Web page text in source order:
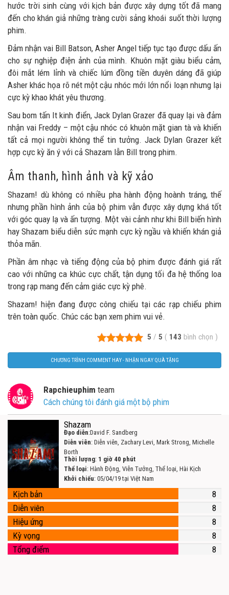
hước trời sinh cùng với kịch bản được xây dựng tốt đã mang
đến cho khán giả những tràng cười sảng khoái suốt thời lượng
phim.
Đảm nhận vai Bill Batson, Asher Angel tiếp tục tạo được dấu ấn
cho sự nghiệp điện ảnh của mình. Khuôn mặt giàu biểu cảm,
đôi mắt lém lỉnh và chiếc lúm đồng tiền duyên dáng đã giúp
Asher khác họa rõ nét một cậu nhóc mới lớn nổi loạn nhưng lại
cực kỳ khao khát yêu thương.
Sau bom tấn It kinh điển, Jack Dylan Grazer đã quay lại và đảm
nhận vai Freddy – một cậu nhóc có khuôn mặt gian tà và khiến
tất cả mọi người không thể tin tưởng. Jack Dylan Grazer kết
hợp cực kỳ ăn ý với cả Shazam lẫn Bill trong phim.
Âm thanh, hình ảnh và kỹ xảo
Shazam! dù không có nhiều pha hành động hoành tráng, thế
nhưng phần hình ảnh của bộ phim vẫn được xây dựng khá tốt
với góc quay lạ và ấn tượng. Một vài cảnh như khi Bill biến hình
hay Shazam biểu diễn sức mạnh cực kỳ ngầu và khiến khán giả
thỏa mãn.
Phần âm nhạc và tiếng động của bộ phim được đánh giá rất
cao với những ca khúc cực chất, tận dụng tối đa hệ thống loa
trong rạp mang đến cảm giác cực kỳ phê.
Shazam! hiện đang được công chiếu tại các rạp chiếu phim
trên toàn quốc. Chúc các bạn xem phim vui vẻ.
5 / 5 ( 143 bình chọn )
CHƯƠNG TRÌNH COMMENT HAY - NHẬN NGAY QUÀ TẶNG
Rapchieuphim team
Cách chúng tôi đánh giá một bộ phim
Shazam
Đạo diễn:David F. Sandberg
Diễn viên: Diễn viên, Zachary Levi, Mark Strong, Michelle
Borth
Thời lượng: 1 giờ 40 phút
Thể loại: Hành Động, Viễn Tưởng, Thể loại, Hài Kịch
Khởi chiếu: 05/04/19 tại Việt Nam
Kịch bản
8
Diễn viên
8
Hiệu ứng
8
Kỳ vọng
8
Tổng điểm
8